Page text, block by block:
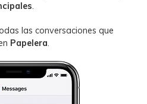
.
las conversaciones que
Papelera